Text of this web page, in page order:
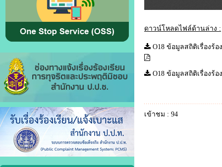
ดาวน์โหลดไฟล์ด้านล่าง :
O18 ข้อมูลสถิติเรื่องร้
O18 ข้อมูลสถิติเรื่องร้
เข้าชม : 94